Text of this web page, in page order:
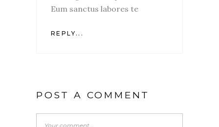
Eum sanctus labores te
REPLY...
POST A COMMENT